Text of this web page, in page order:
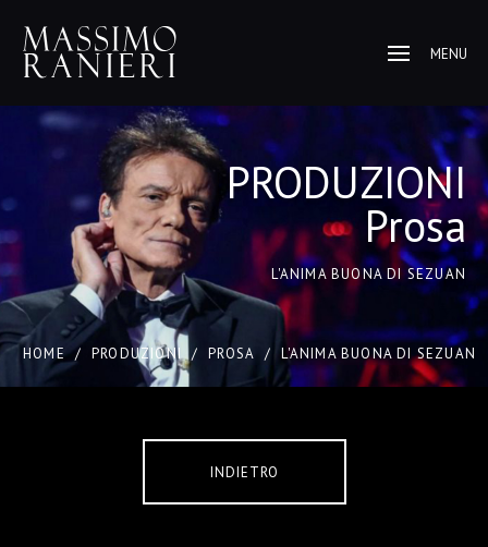
MENU
PRODUZIONI
Prosa
L'ANIMA BUONA DI SEZUAN
HOME / PRODUZIONI / PROSA / L'ANIMA BUONA DI SEZUAN
INDIETRO